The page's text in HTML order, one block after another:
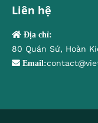
Liên hệ
Địa chỉ:
80 Quán Sứ, Hoàn
Email: